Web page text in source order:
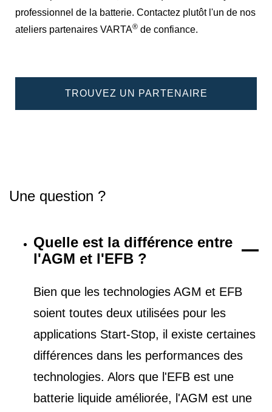
professionnel de la batterie. Contactez plutôt l'un de nos
ateliers partenaires VARTA® de confiance.
TROUVEZ UN PARTENAIRE
Une question ?
Quelle est la différence entre
l'AGM et l'EFB ?
Bien que les technologies AGM et EFB
soient toutes deux utilisées pour les
applications Start-Stop, il existe certaines
différences dans les performances des
technologies. Alors que l'EFB est une
batterie liquide améliorée, l'AGM est une